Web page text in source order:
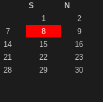
S
N
1
2
7 8
9
14 15
16
21 22
23
28 29
30